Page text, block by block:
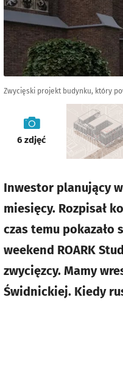
Zwycięski projekt budynku, który
galeria
6 zdjęć
Inwestor planujący
miesięcy. Rozpisał
czas temu
weekend ROARK
zwycięzcy. Mamy
Świdnickiej. Kiedy